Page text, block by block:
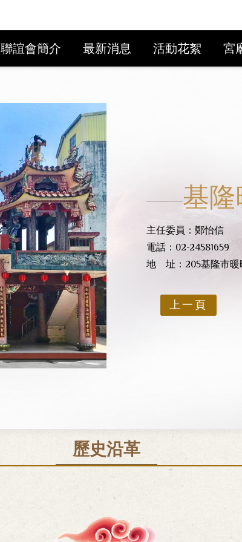
聯誼會簡介 最新消息 活動花絮 宮
基
主任委員：鄭怡信
電話：02-24581659
地 址：205基隆市暖
上一頁
歷史沿革